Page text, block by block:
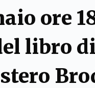
ore
libro